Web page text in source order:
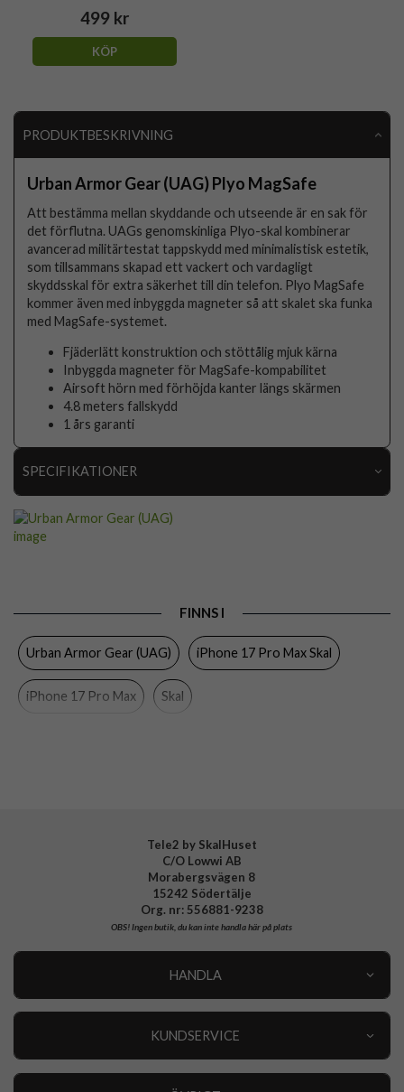
499 kr
KÖP
PRODUKTBESKRIVNING
Urban Armor Gear (UAG) Plyo MagSafe
Att bestämma mellan skyddande och utseende är en sak för
det förflutna. UAGs genomskinliga Plyo-skal kombinerar
avancerad militärtestat tappskydd med minimalistisk estetik,
som tillsammans skapad ett vackert och vardagligt
skyddsskal för extra säkerhet till din telefon. Plyo MagSafe
kommer även med inbyggda magneter så att skalet ska funka
med MagSafe-systemet.
Fjäderlätt konstruktion och stöttålig mjuk kärna
Inbyggda magneter för MagSafe-kompabilitet
Airsoft hörn med förhöjda kanter längs skärmen
4.8 meters fallskydd
1 års garanti
SPECIFIKATIONER
Artikelnummer
Passar till
MagSafe-kompatibel, Stöttålig
Färg Genomskinlig
Material Hårdplast (PC), Mjukplast (TPU)
Varumärke
FINNS I
Urban Armor Gear (UAG) iPhone 17 Pro Max Skal
iPhone 17 Pro Max Skal
Tele2 by SkalHuset
C/O Lowwi AB
Morabergsvägen 8
15242 Södertälje
Org. nr: 556881-9238
OBS!Ingen butik, du kan inte handla här på plats
HANDLA
KUNDSERVICE